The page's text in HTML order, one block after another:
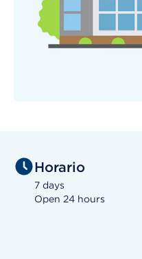
Horario
7 days
Open 24 hours